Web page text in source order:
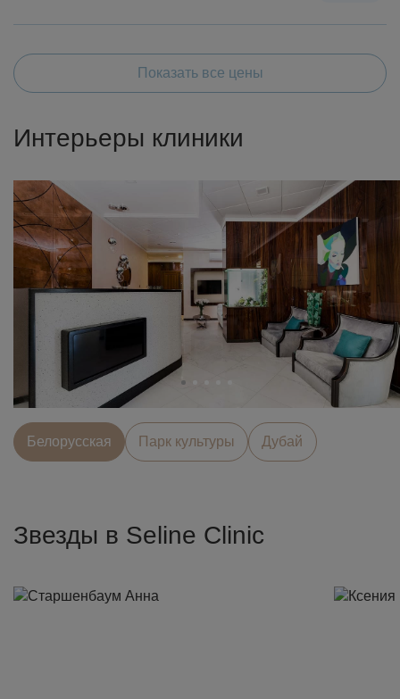
Показать все цены
Интерьеры клиники
Белорусcкая Парк культуры Дубай
Звезды в Seline Clinic